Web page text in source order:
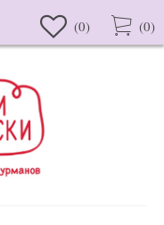
(0) (0)